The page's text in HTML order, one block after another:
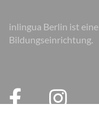
inlingua Berlin ist
Bildungseinrichtung.